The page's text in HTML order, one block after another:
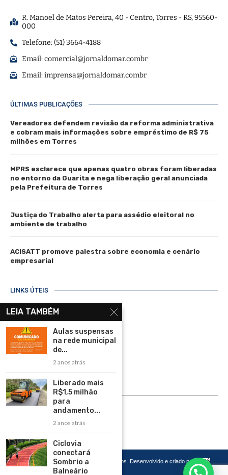
R. Manoel de Matos Pereira, 40 - Centro, Torres - RS, 95560-
000
Telefone: (51) 3664-4188
Email:comercial@jornaldomar.combr
Email:imprensa@jornaldomar.combr
ÚLTIMAS PUBLICAÇÕES
Vereadores defendem revisão da reforma administrativa
e cobram mais informações sobre empréstimo de R$ 75
milhões em Torres
MPRS esclarece que apenas quatro obras foram liberadas
no entorno da Guarita e nega liberação geral anunciada
pela Prefeitura de Torres
Justiça do Trabalho alerta para assédio eleitoral no
ambiente de trabalho
ACISATT promove palestra sobre economia e cenário
empresarial
LINKS ÚTEIS
Home
Assinar
Contato
Política de Privacidade
ASSINE
Copyright 2026 – Todos os Direitos Reservados. Desenvolvido e criado por
Cadô
Agência de Marketing
LEIA TAMBÉM
Aulas suspensas
na rede municipal
de...
2 anos atrás
Liberado mais
R$1,5 milhão
para
andamento...
2 anos atrás
Ciclovia
conectará
Sombrio a
Balneário